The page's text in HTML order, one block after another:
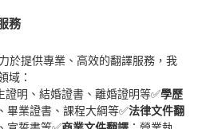
務
於提供專業、高效的翻譯服務，我
域：
證明、結婚證書、離婚證明等✅學歷
畢業證書、課程大綱等✅法律文件翻